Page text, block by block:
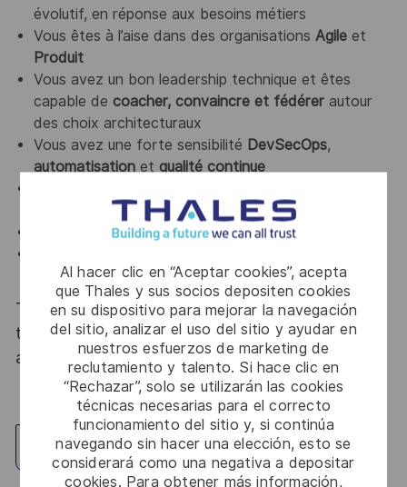
Al hacer clic en “Aceptar cookies”, acepta
que Thales y sus socios depositen cookies
en su dispositivo para mejorar la navegación
del sitio, analizar el uso del sitio y ayudar en
nuestros esfuerzos de marketing de
reclutamiento y talento. Si hace clic en
“Rechazar”, solo se utilizarán las cookies
técnicas necesarias para el correcto
funcionamiento del sitio y, si continúa
navegando sin hacer una elección, esto se
considerará como una negativa a depositar
cookies. Para obtener más información,
évolutif, en réponse aux besoins métiers
Vous êtes à l’aise dans des organisations Agileet
Produit
Vous avez un bon leadership technique et êtes
capable de coacher, convaincre et fédérerautour
des choix architecturaux
Vous avez une forte sensibilité DevSecOps,
automatisationet qualité continue
l’amélioration continue
Anglais professionnelindispensable
SecNumCloudest un plus
Thales, entreprise Handi-Engagée, reconnait
tous les talents. La diversité est notre meilleur
atout. Postulez et rejoignez nous !
Explorar ubicación